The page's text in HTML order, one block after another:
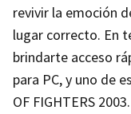
revivir la emoción
lugar correcto. En
brindarte acceso
para PC, y uno de
OF FIGHTERS